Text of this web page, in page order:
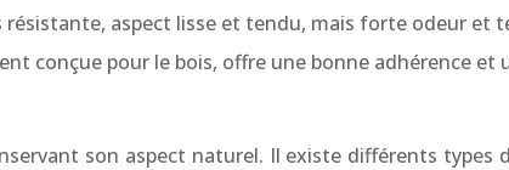
résistante, aspect lisse et tendu, mais forte odeur et
conçue pour le bois, offre une bonne adhérence et
son aspect naturel. Il existe différents